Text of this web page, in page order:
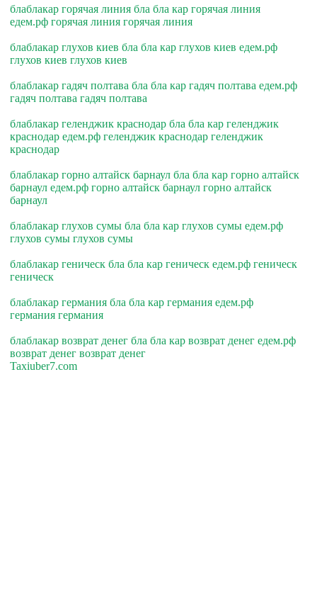
блаблакар горячая линия бла бла кар горячая линия
едем.рф горячая линия горячая линия
блаблакар глухов киев бла бла кар глухов киев едем.рф
глухов киев глухов киев
блаблакар гадяч полтава бла бла кар гадяч полтава едем.рф
гадяч полтава гадяч полтава
блаблакар геленджик краснодар бла бла кар геленджик
краснодар едем.рф геленджик краснодар геленджик
краснодар
блаблакар горно алтайск барнаул бла бла кар горно алтайск
барнаул едем.рф горно алтайск барнаул горно алтайск
барнаул
блаблакар глухов сумы бла бла кар глухов сумы едем.рф
глухов сумы глухов сумы
блаблакар геническ бла бла кар геническ едем.рф геническ
геническ
блаблакар германия бла бла кар германия едем.рф
германия германия
блаблакар возврат денег бла бла кар возврат денег едем.рф
возврат денег возврат денег
Taxiuber7.com